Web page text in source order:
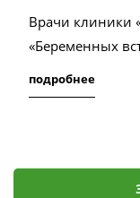
Врачи клиники
«Беременных
подробнее